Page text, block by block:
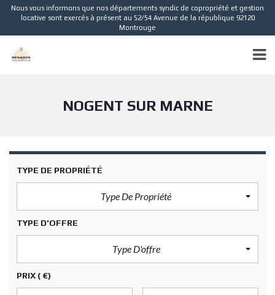
Nous vous informons que nos départements syndic de copropriété et gestion
locative sont exercés à présent au 52/54 Avenue de la république 92120
Montrouge
NOGENT SUR MARNE
TYPE DE PROPRIÉTÉ
Type De Propriété
TYPE D'OFFRE
Type D'offre
PRIX ( €)